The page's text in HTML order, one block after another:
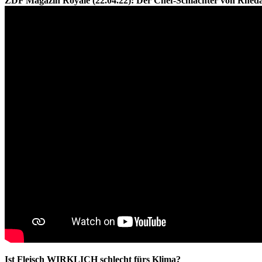
Ist Fleisch WIRKLICH schlecht fürs Klima?